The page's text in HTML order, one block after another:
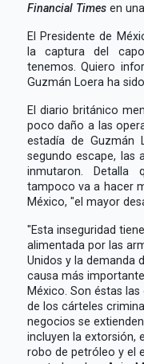
Financial Timesen
El Presidente de
la captura del
tenemos. Quiero
Guzmán Loera ha
El diario británico
poco daño a las
estadía de Guzmán
segundo escape, las
inmutaron. Detalla
tampoco va a hacer
México, "el mayor
"Esta inseguridad
alimentada por las
Unidos y la demanda
causa más
México. Son éstas
de los cárteles
negocios se
incluyen la extorsión,
robo de petróleo y el